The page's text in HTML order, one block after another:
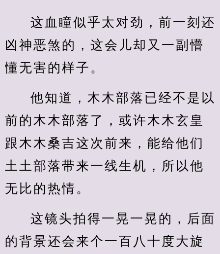
这血瞳似乎太对劲，前一刻还
凶神恶煞的，这会儿却又一副懵
懂无害的样子。
他知道，木木部落已经不是以
前的木木部落了，或许木木玄皇
跟木木桑吉这次前来，能给他们
土土部落带来一线生机，所以他
无比的热情。
这镜头拍得一晃一晃的，后面
的背景还会来个一百八十度大旋